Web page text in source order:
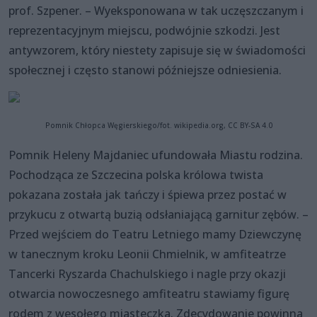
prof. Szpener. – Wyeksponowana w tak uczęszczanym i
reprezentacyjnym miejscu, podwójnie szkodzi. Jest
antywzorem, który niestety zapisuje się w świadomości
społecznej i często stanowi późniejsze odniesienia.
Pomnik Chłopca Węgierskiego/fot. wikipedia.org, CC BY-SA 4.0
Pomnik Heleny Majdaniec ufundowała Miastu rodzina.
Pochodząca ze Szczecina polska królowa twista
pokazana została jak tańczy i śpiewa przez postać w
przykucu z otwartą buzią odsłaniającą garnitur zębów. –
Przed wejściem do Teatru Letniego mamy Dziewczynę
w tanecznym kroku Leonii Chmielnik, w amfiteatrze
Tancerki Ryszarda Chachulskiego i nagle przy okazji
otwarcia nowoczesnego amfiteatru stawiamy figurę
rodem z wesołego miasteczka. Zdecydowanie powinna